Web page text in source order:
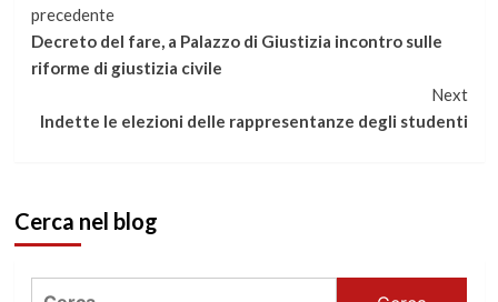
Continua
a
leggere
precedente
Decreto del fare, a Palazzo di Giustizia incontro sulle
riforme di giustizia civile
Next
Indette le elezioni delle rappresentanze degli studenti
Cerca nel blog
Ricerca